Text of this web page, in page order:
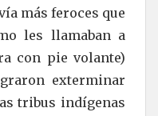
más feroces que
les llamaban a
con pie volante)
exterminar
tribus indígenas